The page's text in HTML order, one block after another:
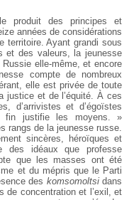
produit des principes et
années de considérations
territoire. Ayant grandi sous
et des valeurs, la jeunesse
elle-même, et encore
compte de nombreux
elle est privée de toute
justice et de l’équité. À ces
d’arrivistes et d’égoïstes
fin justifie les moyens. »
rangs de la jeunesse russe.
sincères, héroïques et
des idéaux que professe
que les masses ont été
et du mépris que le Parti
des komsomoltsidans
de concentration et l’exil, et